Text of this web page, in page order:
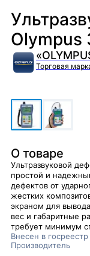
Olympus
Торговая
О товаре
Ультразвуковой
простой и
дефектов от
жестких
экраном для
вес и габаритные
требует минимум
Внесен в госреестр
Производитель